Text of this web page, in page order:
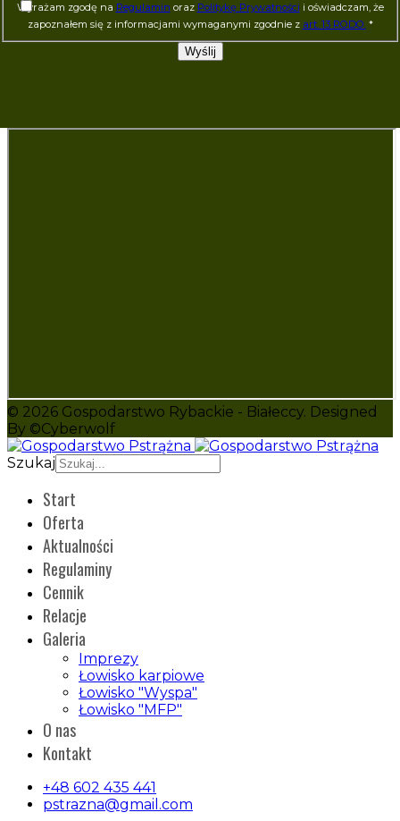
Wyrażam zgodę na Regulamin oraz Politykę Prywatności
zapoznałem się z informacjami wymaganymi zgodnie z art. 13 RODO. *
Wyślij
© 2026 Gospodarstwo Rybackie - Białeccy. Designed
By ©Cyberwolf
Szukaj
Start
Oferta
Aktualności
Regulaminy
Cennik
Relacje
Galeria
Imprezy
Łowisko karpiowe
Łowisko "Wyspa"
Łowisko "MFP"
O nas
Kontakt
+48 602 435 441
pstrazna@gmail.com